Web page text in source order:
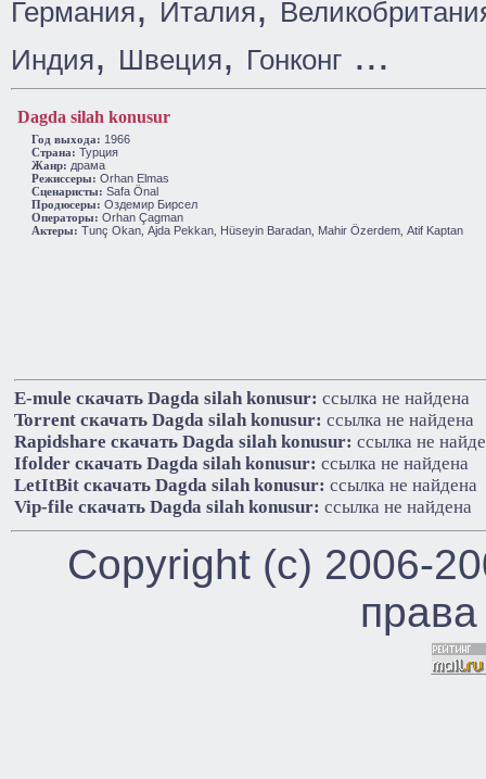
Германия
Италия
Индия, Швеция, Гонконг ...
Dagda silah konusur
Год выхода: 1966
Cтрана: Турция
Жанр: драма
Режиссеры: Orhan Elmas
Сценаристы: Safa Önal
Продюсеры: Оздемир Бирсел
Операторы: Orhan Çagman
Актеры: Tunç Okan Ajda Pekkan Hüseyin Baradan Mahir Özerdem Atif Kaptan
E-mule cкачать Dagda silah konusur: ссылка не найдена
Torrent cкачать Dagda silah konusur: ссылка не найдена
Rapidshare cкачать Dagda silah konusur: ссылка не
Ifolder cкачать Dagda silah konusur: ссылка не найдена
LetItBit cкачать Dagda silah konusur: ссылка не найдена
Vip-file cкачать Dagda silah konusur: ссылка не найдена
Copyright (c) 2006-